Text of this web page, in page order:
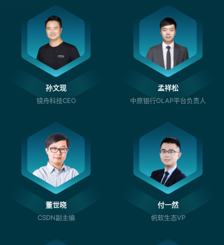
孙文现
镜舟科技CEO
孟祥松
中原银行OLAP平台负责人
董世晓
CSDN副主编
付一然
帆软生态VP